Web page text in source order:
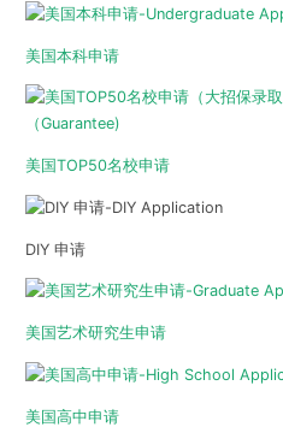
美国本科申请
美国TOP50名校申请
DIY 申请
美国艺术研究生申请
美国高中申请